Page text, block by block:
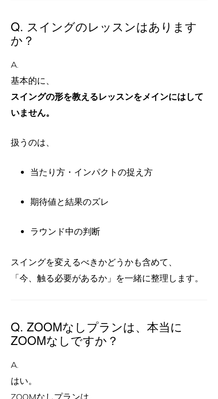
Q. スイングのレッスンはあります
か？
A.
基本的に、
スイングの形を教えるレッスンをメインにはして
いません。
扱うのは、
当たり方・インパクトの捉え方
期待値と結果のズレ
ラウンド中の判断
スイングを変えるべきかどうかも含めて、
「今、触る必要があるか」を一緒に整理します。
Q. ZOOMなしプランは、本当に
ZOOMなしですか？
A.
はい。